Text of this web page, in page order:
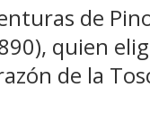
de
quien
de la